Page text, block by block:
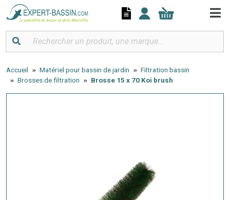
Accueil Matériel pour bassin de jardin
Filtration bassin
Brosses de filtration
Brosse 15 x 70 Koi brush
Panneau de gestion des cookies